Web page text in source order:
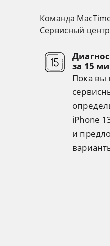
Команда
Cервисный
за 15
Пока вы
iPhone
и